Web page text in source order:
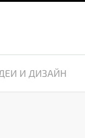
И ДИЗАЙН